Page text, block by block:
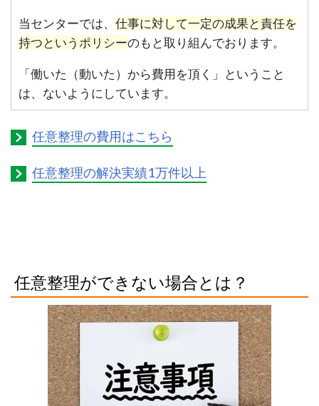
当センターでは、 仕事に対して一定の成果と責任を
持つというポリシーのもと取り組んでおります。
「働いた（動いた）から費用を頂く」ということ
は、ないようにしています。
任意整理の費用はこちら
任意整理の解決実績1万件以上
任意整理ができない場合とは？